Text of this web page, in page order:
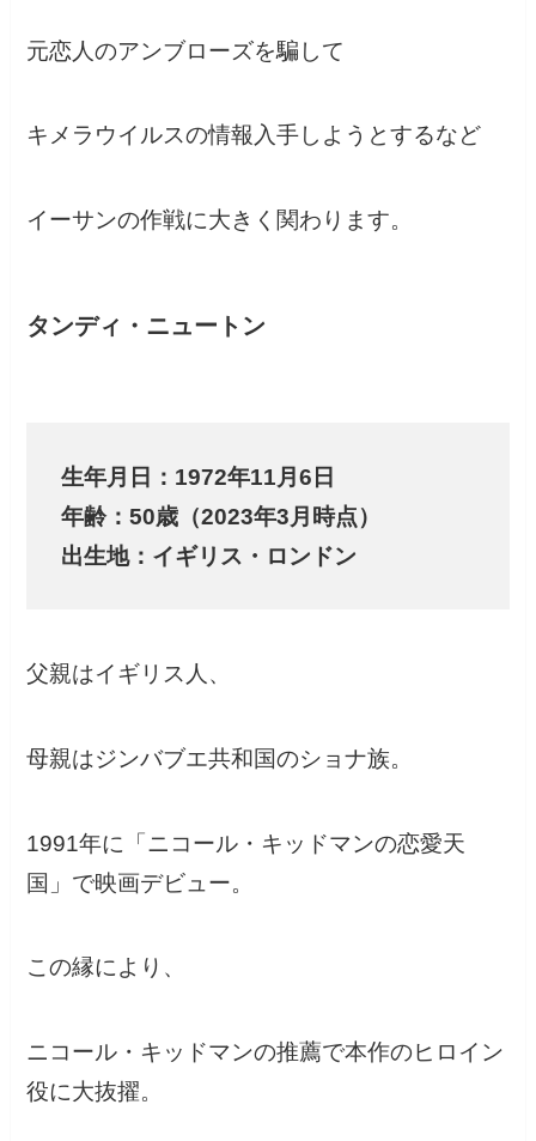
元恋人のアンブローズを騙して
キメラウイルスの情報入手しようとするなど
イーサンの作戦に大きく関わります。
タンディ・ニュートン
生年月日：1972年11月6日
年齢：50歳（2023年3月時点）
出生地：イギリス・ロンドン
父親はイギリス人、
母親はジンバブエ共和国のショナ族。
1991年に「ニコール・キッドマンの恋愛天
国」で映画デビュー。
この縁により、
ニコール・キッドマンの推薦で本作のヒロイン
役に大抜擢。